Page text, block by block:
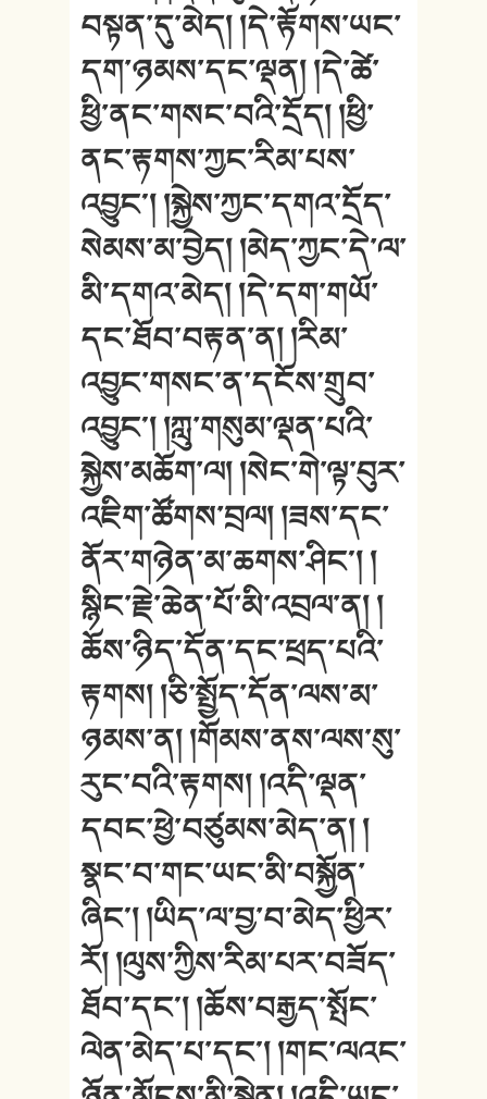
བསྟན་དུ་མེད། །དེ་རྟོགས་ཡང་
དག་ཉམས་དང་ལྡན། །དེ་ཚེ་
ཕྱི་ནང་གསང་བའི་དྲོད། །ཕྱི་
ནང་རྟགས་ཀྱང་རིམ་པས་
འབྱུང༌། །སྐྱེས་ཀྱང་དགའ་དྲོད་
སེམས་མ་བྱེད། །མེད་ཀྱང་དེ་ལ་
མི་དགའ་མེད། །དེ་དག་གཡོ་
དང་ཐོབ་བརྟན་ན། །རིམ་
འབྱུང་གསང་ན་དངོས་གྲུབ་
འབྱུང༌། །ཀླུ་གསུམ་ལྡན་པའི་
སྐྱེས་མཆོག་ལ། །སེང་གེ་ལྟ་བུར་
འཇིག་ཚོགས་བྲལ། །ཟས་དང་
ནོར་གཉེན་མ་ཆགས་ཤིང༌། །
སྙིང་རྗེ་ཆེན་པོ་མི་འབྲལ་ན། །
ཆོས་ཉིད་དོན་དང་ཕྲད་པའི་
རྟགས། །ཅི་སྤྱོད་དོན་ལས་མ་
ཉམས་ན། །གོམས་ནས་ལས་སུ་
རུང་བའི་རྟགས། །འདི་ལྡན་
དབང་ཕྱེ་བཙུམས་མེད་ན། །
སྣང་བ་གང་ཡང་མི་བསྐྱོན་
ཞིང༌། །ཡིད་ལ་བྱ་བ་མེད་ཕྱིར་
རོ། །ལུས་ཀྱིས་རིམ་པར་བཟོད་
ཐོབ་དང༌། །ཆོས་བརྒྱད་སྤོང་
ལེན་མེད་པ་དང༌། །གང་ལའང་